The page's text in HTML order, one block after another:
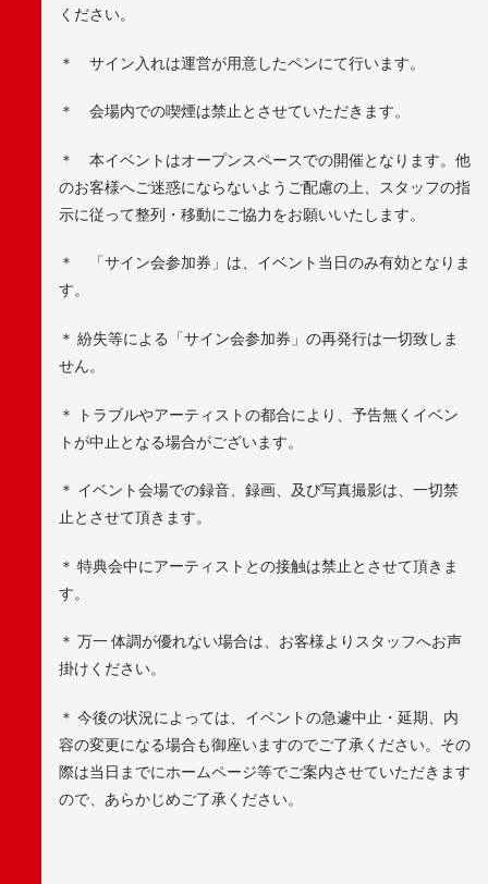
ください。
＊ サイン入れは運営が用意したペンにて行います。
＊ 会場内での喫煙は禁止とさせていただきます。
＊ 本イベントはオープンスペースでの開催となります。他
のお客様へご迷惑にならないようご配慮の上、スタッフの指
示に従って整列・移動にご協力をお願いいたします。
＊ 「サイン会参加券」は、イベント当日のみ有効となりま
す。
＊ 紛失等による「サイン会参加券」の再発行は一切致しま
せん。
＊ トラブルやアーティストの都合により、予告無くイベン
トが中止となる場合がございます。
＊ イベント会場での録音、録画、及び写真撮影は、一切禁
止とさせて頂きます。
＊ 特典会中にアーティストとの接触は禁止とさせて頂きま
す。
＊ 万一 体調が優れない場合は、お客様よりスタッフへお声
掛けください。
＊ 今後の状況によっては、イベントの急遽中止・延期、内
容の変更になる場合も御座いますのでご了承ください。その
際は当日までにホームページ等でご案内させていただきます
ので、あらかじめご了承ください。